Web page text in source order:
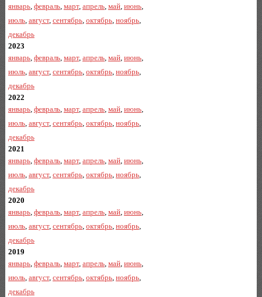
январь, февраль, март, апрель, май, июнь,
июль, август, сентябрь, октябрь, ноябрь,
декабрь
2023
январь, февраль, март, апрель, май, июнь,
июль, август, сентябрь, октябрь, ноябрь,
декабрь
2022
январь, февраль, март, апрель, май, июнь,
июль, август, сентябрь, октябрь, ноябрь,
декабрь
2021
январь, февраль, март, апрель, май, июнь,
июль, август, сентябрь, октябрь, ноябрь,
декабрь
2020
январь, февраль, март, апрель, май, июнь,
июль, август, сентябрь, октябрь, ноябрь,
декабрь
2019
январь, февраль, март, апрель, май, июнь,
июль, август, сентябрь, октябрь, ноябрь,
декабрь